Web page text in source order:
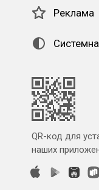
Реклама
QR-код для
наших